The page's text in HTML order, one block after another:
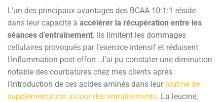
L’un des principaux avantages des BCAA 10:1:1 réside
dans leur capacité à accélérer la récupération entre les
séances d’entraînement. Ils limitent les dommages
cellulaires provoqués par l’exercice intensif et réduisent
l’inflammation post-effort. J’ai pu constater une diminution
notable des courbatures chez mes clients après
l’introduction de ces acides aminés dans leur routine de
supplémentation autour des entraînements. La leucine,